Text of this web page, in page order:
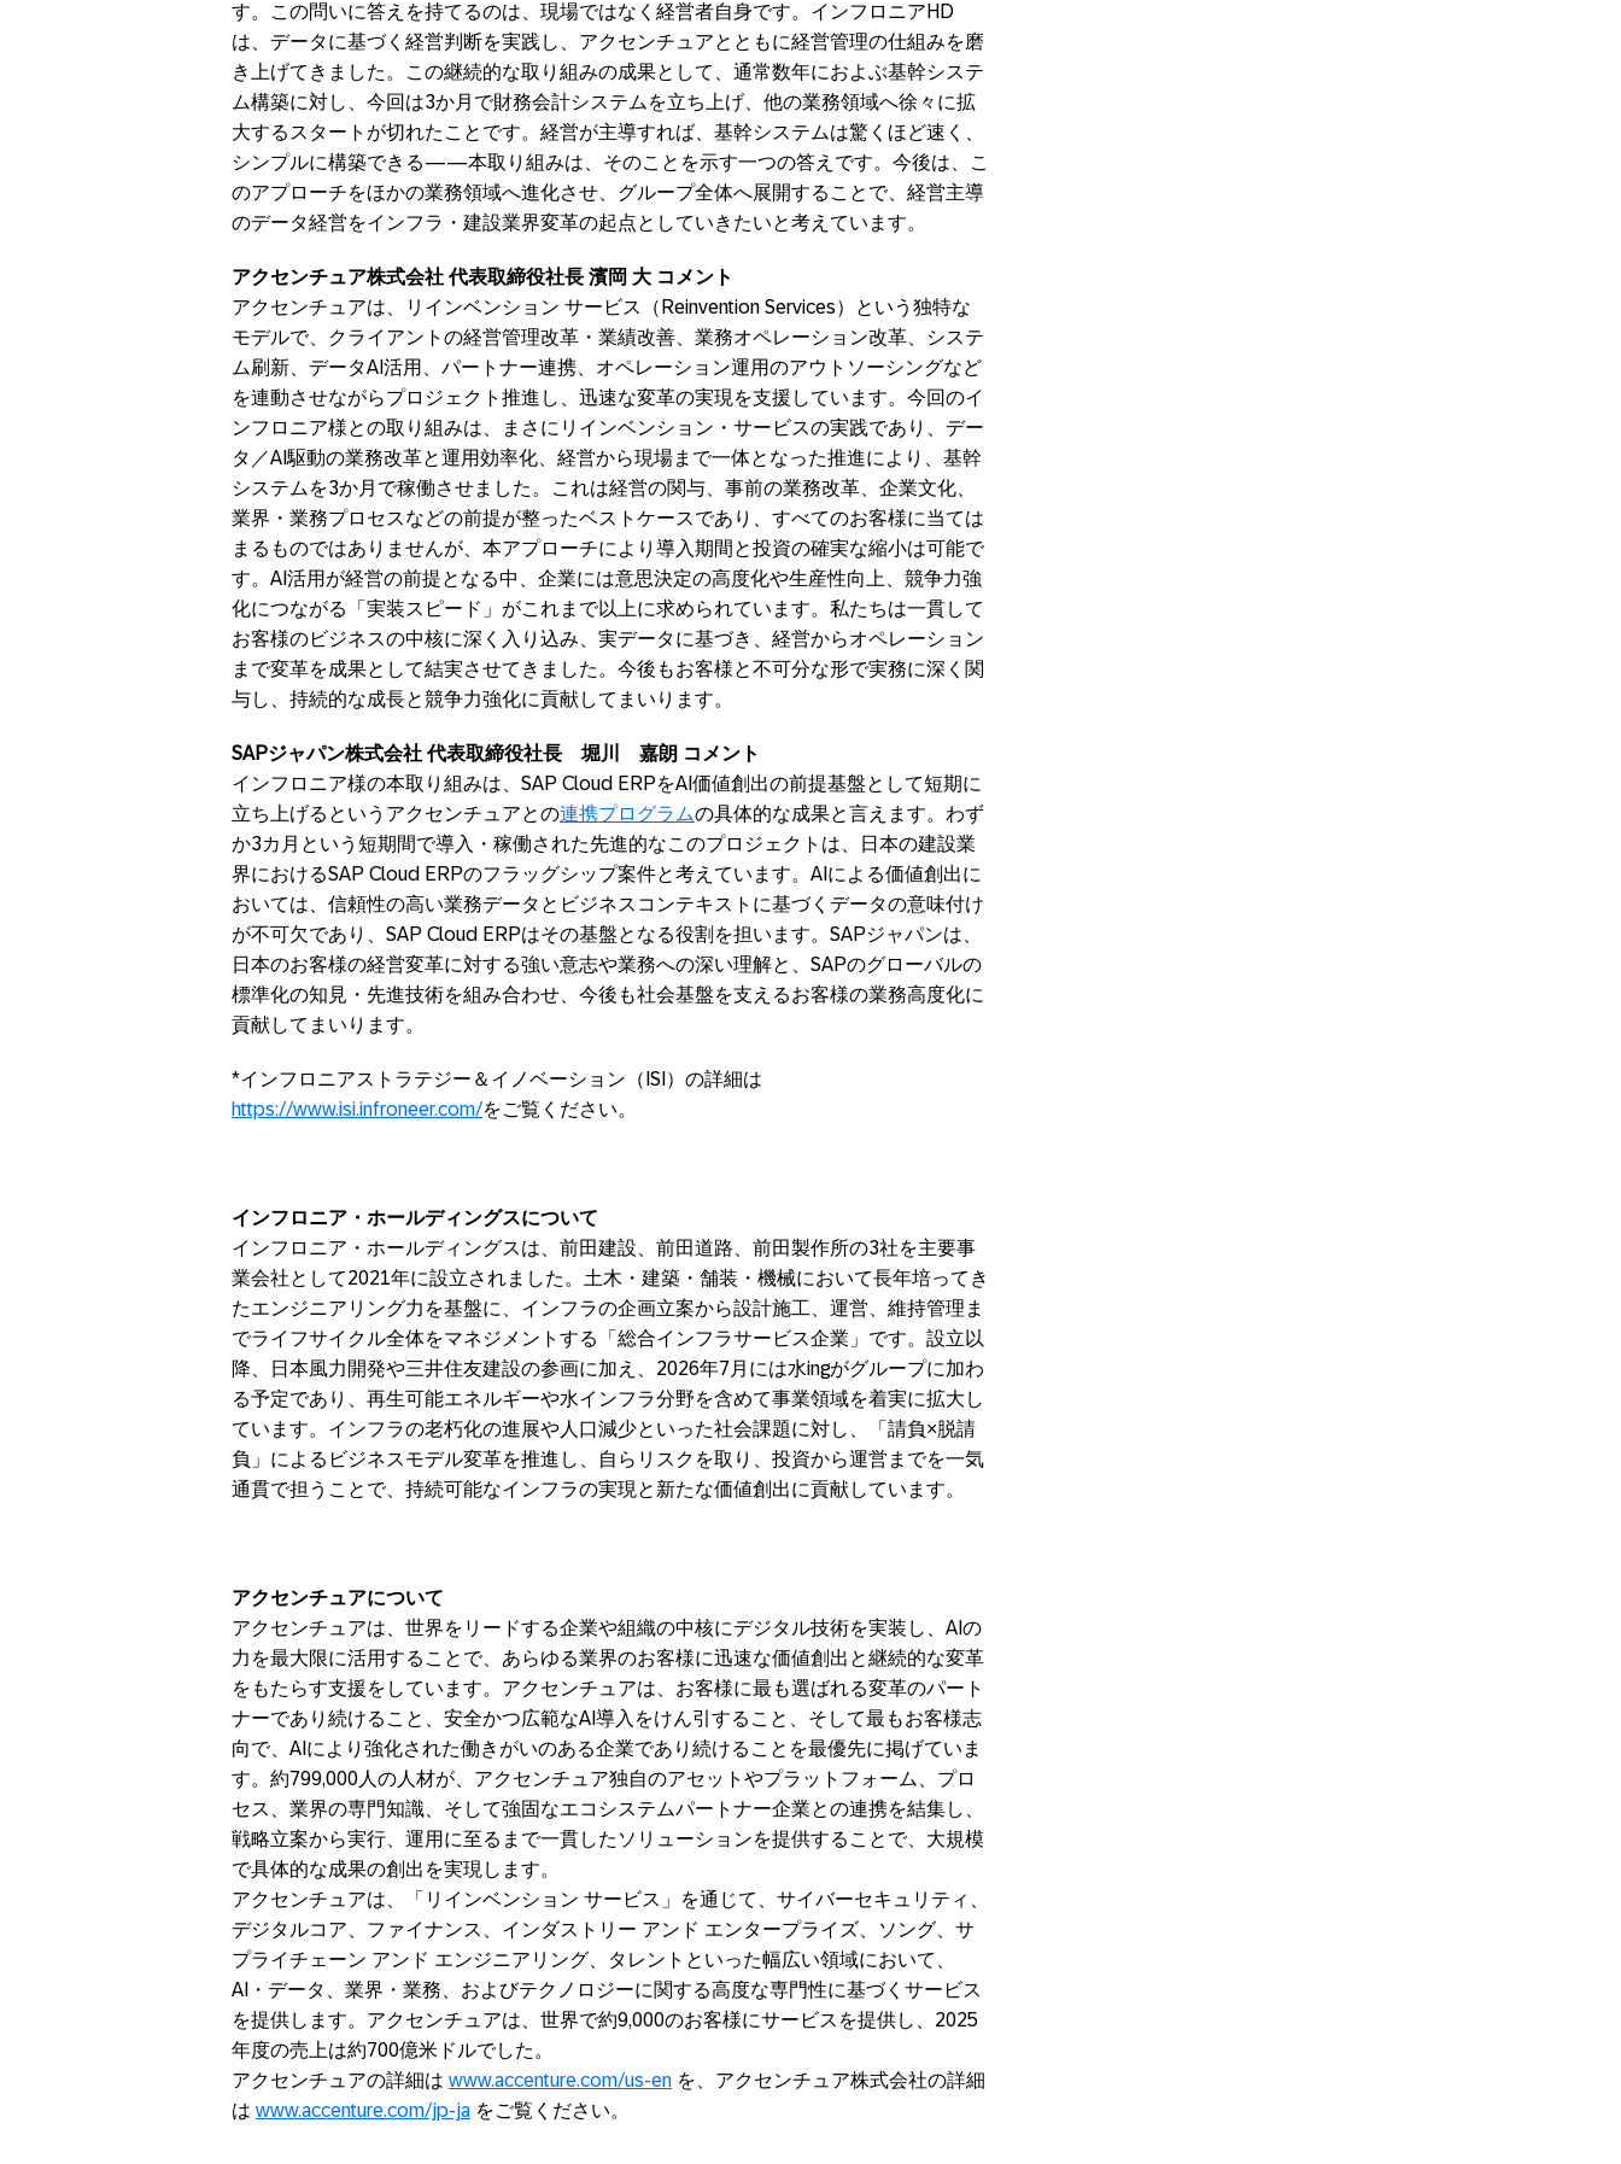
す。この問いに答えを持てるのは、現場ではなく経営者自身です。インフロニアHD
は、データに基づく経営判断を実践し、アクセンチュアとともに経営管理の仕組みを磨
き上げてきました。この継続的な取り組みの成果として、通常数年におよぶ基幹システ
ム構築に対し、今回は3か月で財務会計システムを立ち上げ、他の業務領域へ徐々に拡
大するスタートが切れたことです。経営が主導すれば、基幹システムは驚くほど速く、
シンプルに構築できる――本取り組みは、そのことを示す一つの答えです。今後は、こ
のアプローチをほかの業務領域へ進化させ、グループ全体へ展開することで、経営主導
のデータ経営をインフラ・建設業界変革の起点としていきたいと考えています。
アクセンチュア株式会社 代表取締役社長 濱岡 大 コメント
アクセンチュアは、リインベンション サービス（Reinvention Services）という独特な
モデルで、クライアントの経営管理改革・業績改善、業務オペレーション改革、システ
ム刷新、データAI活用、パートナー連携、オペレーション運用のアウトソーシングなど
を連動させながらプロジェクト推進し、迅速な変革の実現を支援しています。今回のイ
ンフロニア様との取り組みは、まさにリインベンション・サービスの実践であり、デー
タ／AI駆動の業務改革と運用効率化、経営から現場まで一体となった推進により、基幹
システムを3か月で稼働させました。これは経営の関与、事前の業務改革、企業文化、
業界・業務プロセスなどの前提が整ったベストケースであり、すべてのお客様に当ては
まるものではありませんが、本アプローチにより導入期間と投資の確実な縮小は可能で
す。AI活用が経営の前提となる中、企業には意思決定の高度化や生産性向上、競争力強
化につながる「実装スピード」がこれまで以上に求められています。私たちは一貫して
お客様のビジネスの中核に深く入り込み、実データに基づき、経営からオペレーション
まで変革を成果として結実させてきました。今後もお客様と不可分な形で実務に深く関
与し、持続的な成長と競争力強化に貢献してまいります。
SAPジャパン株式会社 代表取締役社長 堀川 嘉朗 コメント
インフロニア様の本取り組みは、SAP Cloud ERPをAI価値創出の前提基盤として短期に
立ち上げるというアクセンチュアとの連携プログラムの具体的な成果と言えます。わず
か3カ月という短期間で導入・稼働された先進的なこのプロジェクトは、日本の建設業
界におけるSAP Cloud ERPのフラッグシップ案件と考えています。AIによる価値創出に
おいては、信頼性の高い業務データとビジネスコンテキストに基づくデータの意味付け
が不可欠であり、SAP Cloud ERPはその基盤となる役割を担います。SAPジャパンは、
日本のお客様の経営変革に対する強い意志や業務への深い理解と、SAPのグローバルの
標準化の知見・先進技術を組み合わせ、今後も社会基盤を支えるお客様の業務高度化に
貢献してまいります。
*インフロニアストラテジー＆イノベーション（ISI）の詳細は
https://www.isi.infroneer.com/をご覧ください。
インフロニア・ホールディングスについて
インフロニア・ホールディングスは、前田建設、前田道路、前田製作所の3社を主要事
業会社として2021年に設立されました。土木・建築・舗装・機械において長年培ってき
たエンジニアリング力を基盤に、インフラの企画立案から設計施工、運営、維持管理ま
でライフサイクル全体をマネジメントする「総合インフラサービス企業」です。設立以
降、日本風力開発や三井住友建設の参画に加え、2026年7月には水ingがグループに加わ
る予定であり、再生可能エネルギーや水インフラ分野を含めて事業領域を着実に拡大し
ています。インフラの老朽化の進展や人口減少といった社会課題に対し、「請負×脱請
負」によるビジネスモデル変革を推進し、自らリスクを取り、投資から運営までを一気
通貫で担うことで、持続可能なインフラの実現と新たな価値創出に貢献しています。
アクセンチュアについて
アクセンチュアは、世界をリードする企業や組織の中核にデジタル技術を実装し、AIの
力を最大限に活用することで、あらゆる業界のお客様に迅速な価値創出と継続的な変革
をもたらす支援をしています。アクセンチュアは、お客様に最も選ばれる変革のパート
ナーであり続けること、安全かつ広範なAI導入をけん引すること、そして最もお客様志
向で、AIにより強化された働きがいのある企業であり続けることを最優先に掲げていま
す。約799,000人の人材が、アクセンチュア独自のアセットやプラットフォーム、プロ
セス、業界の専門知識、そして強固なエコシステムパートナー企業との連携を結集し、
戦略立案から実行、運用に至るまで一貫したソリューションを提供することで、大規模
で具体的な成果の創出を実現します。
アクセンチュアは、「リインベンション サービス」を通じて、サイバーセキュリティ、
デジタルコア、ファイナンス、インダストリー アンド エンタープライズ、ソング、サ
プライチェーン アンド エンジニアリング、タレントといった幅広い領域において、
AI・データ、業界・業務、およびテクノロジーに関する高度な専門性に基づくサービス
を提供します。アクセンチュアは、世界で約9,000のお客様にサービスを提供し、2025
年度の売上は約700億米ドルでした。
アクセンチュアの詳細は www.accenture.com/us-en を、アクセンチュア株式会社の詳細
は www.accenture.com/jp-ja をご覧ください。